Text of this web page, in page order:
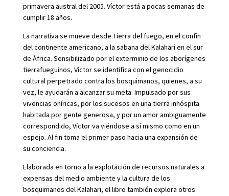
primavera austral del 2005. Víctor está a pocas semanas de
cumplir 18 años.
La narrativa se mueve desde Tierra del fuego, en el confín
del continente americano, a la sabana del Kalahari en el sur
de África. Sensibilizado por el exterminio de los aborígenes
tierrafueguinos, Víctor se identifica con el genocidio
cultural perpetrado contra los bosquimanos, quienes, a su
vez, le ayudarán a alcanzar su meta. Impulsado por sus
vivencias oníricas, por los sucesos en una tierra inhóspita
habitada por gente generosa, y por un amor ambiguamente
correspondido, Víctor va viéndose a sí mismo como en un
espejo. Al fin toma el primer paso hacia una expansión de
su conciencia.
Elaborada en torno a la explotación de recursos naturales a
expensas del medio ambiente y la cultura de los
bosquimanos del Kalahari, el libro también explora otros